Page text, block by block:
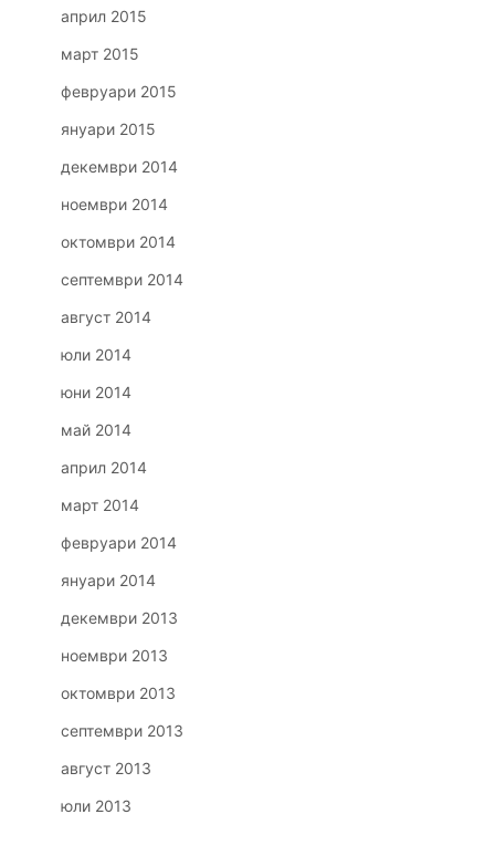
април 2015
март 2015
февруари 2015
януари 2015
декември 2014
ноември 2014
октомври 2014
септември 2014
август 2014
юли 2014
юни 2014
май 2014
април 2014
март 2014
февруари 2014
януари 2014
декември 2013
ноември 2013
октомври 2013
септември 2013
август 2013
юли 2013